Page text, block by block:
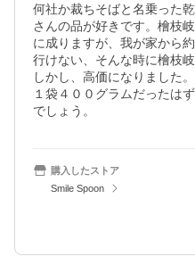
何社か裁ちそばと名乗った
さんの品が好きです。檜枝
に成りますが、我が家から
行けない、そんな時に檜枝
しかし、高価になりました
１袋４００グラムだったは
でしょう。
購入したストア
Smile Spoon